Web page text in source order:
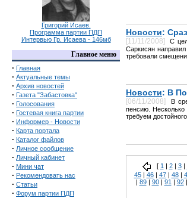
Григорий Исаев.
Программа партии ПДП
Интервью Гр. Исаева - 146мб
Главное меню
· Главная
· Актуальные темы
· Архив новостей
· Газета "Забастовка"
· Голосования
· Гостевая книга партии
· Информер - Новости
· Карта портала
· Каталог файлов
· Личное сообщение
· Личный кабинет
· Мини чат
· Рекомендовать нас
· Статьи
· Форум партии ПДП
Новости:
[11/11/2008]
С
Саркисян
требовали
Новости: В
[06/11/2008]
В
пенсию.
требуем
[ 1| 2| 3|
45| 46| 47| 48|
| 89| 90| 91 | 92|